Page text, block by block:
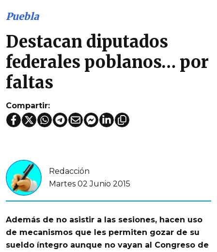
Puebla
Destacan diputados
federales poblanos… por
faltas
Compartir:
Redacción
Martes 02 Junio 2015
Además de no asistir a las sesiones, hacen uso
de mecanismos que les permiten gozar de su
sueldo íntegro aunque no vayan al Congreso de